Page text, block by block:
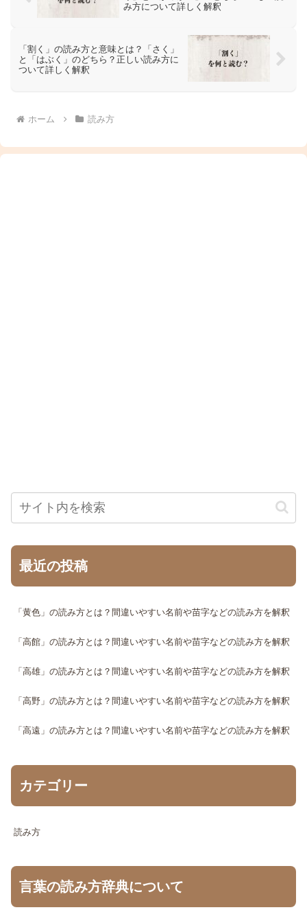
み方について詳しく解釈
「割く」の読み方と意味とは？「さく」
と「はぶく」のどちら？正しい読み方に
ついて詳しく解釈
ホーム 読み方
最近の投稿
「黄色」の読み方とは？間違いやすい名前や苗字などの読み方を解釈
「高館」の読み方とは？間違いやすい名前や苗字などの読み方を解釈
「高雄」の読み方とは？間違いやすい名前や苗字などの読み方を解釈
「高野」の読み方とは？間違いやすい名前や苗字などの読み方を解釈
「高遠」の読み方とは？間違いやすい名前や苗字などの読み方を解釈
カテゴリー
読み方
言葉の読み方辞典について